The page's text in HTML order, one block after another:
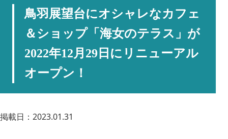
鳥羽展望台にオシャレなカフェ
＆ショップ「海女のテラス」が
2022年12月29日にリニューアル
オープン！
掲載日：2023.01.31